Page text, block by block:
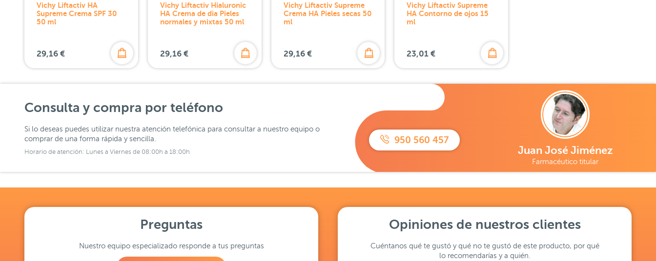
Vichy Liftactiv HA
Supreme Crema SPF 30
50 ml
29,16 €
Vichy Liftactiv Hialuronic
HA Crema de dia Pieles
normales y mixtas 50 ml
29,16 €
Vichy Liftactiv Supreme
Crema HA Pieles secas 50
ml
29,16 €
Vichy Liftactiv Supreme
HA Contorno de ojos 15
ml
23,01 €
Consulta y compra por teléfono
Si lo deseas puedes utilizar nuestra atención telefónica para consultar a nuestro equipo o
comprar de una forma rápida y sencilla.
Horario de atención: Lunes a Viernes de 08:00h a 18:00h
950 560 457
Juan José Jiménez
Farmacéutico titular
Preguntas
Nuestro equipo especializado responde a tus preguntas
Opiniones de nuestros clientes
Cuéntanos qué te gustó y qué no te gustó de este producto, por qué
lo recomendarías y a quién.